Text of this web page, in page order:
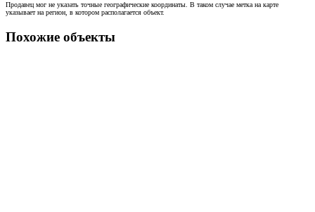
Продавец мог не указать точные географические координаты. В таком случае метка на карте
указывает на регион, в котором располагается объект.
Похожие объекты